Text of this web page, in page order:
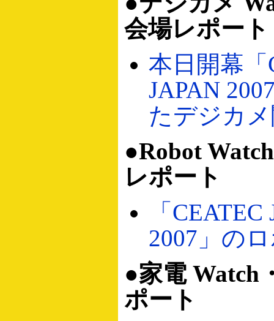
会場レポート
本日開幕「
JAPAN
たデジカ
●Robot
レポート
「CEATEC
2007」の
●家電 Watch
ポート